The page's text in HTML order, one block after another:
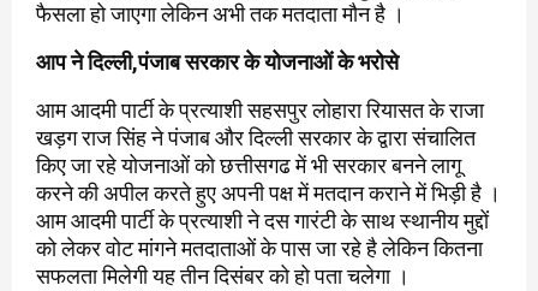
फैसला हो जाएगा लेकिन अभी तक मतदाता मौन है ।
आप ने दिल्ली,पंजाब सरकार के योजनाओं के भरोसे
आम आदमी पार्टी के प्रत्याशी सहसपुर लोहारा रियासत के राजा
खड़ग राज सिंह ने पंजाब और दिल्ली सरकार के द्वारा संचालित
किए जा रहे योजनाओं को छत्तीसगढ में भी सरकार बनने लागू
करने की अपील करते हुए अपनी पक्ष में मतदान कराने में भिड़ी है ।
आम आदमी पार्टी के प्रत्याशी ने दस गारंटी के साथ स्थानीय मुद्दों
को लेकर वोट मांगने मतदाताओं के पास जा रहे है लेकिन कितना
सफलता मिलेगी यह तीन दिसंबर को हो पता चलेगा ।